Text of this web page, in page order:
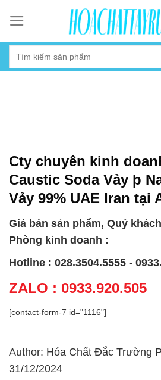
content
Cty chuyên kinh
Caustic Soda Vảy þ
Vảy 99% UAE Iran tại
Giá bán sản phẩm, Quý
Phòng kinh doanh :
Hotline : 028.3504.5555 -
ZALO : 0933.920.505
[contact-form-7 id="1116"]
Author: Hóa Chất Đắc Trường
31/12/2024